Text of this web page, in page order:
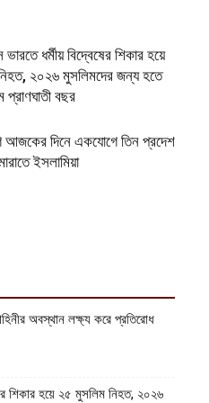
ধর্মীয় বিদ্বেষের শিকার হয়ে
২০২৬ মুসলিমদের জন্য হতে
বছর
দিনে একযোগে তিন প্রদেশ
ইসলামিয়া
অবস্থান লক্ষ্য করে প্রতিরোধ
শিকার হয়ে ২৫ মুসলিম নিহত, ২০২৬